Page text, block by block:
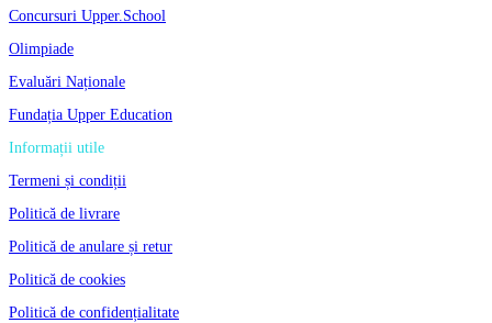
Concursuri Upper.School
Olimpiade
Evaluări Naționale
Fundația Upper Education
Informații utile
Termeni și condiții
Politică de livrare
Politică de anulare și retur
Politică de cookies
Politică de confidențialitate